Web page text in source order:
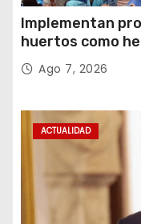
Implementan
huertos como
recuperación y
Ago 7, 2026
ACTUALIDAD